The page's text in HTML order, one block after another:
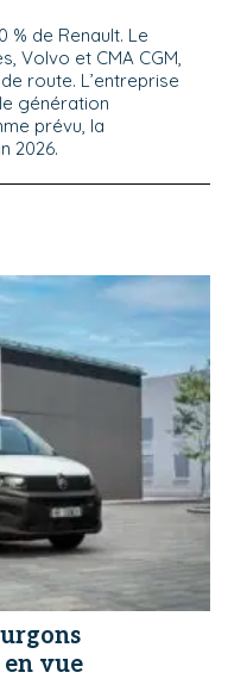
% de Renault. Le
Volvo et CMA CGM,
route. L’entreprise
génération
prévu, la
2026.
en vue